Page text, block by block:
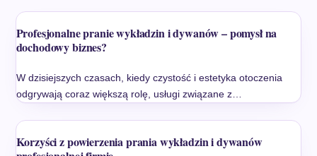
Profesjonalne pranie wykładzin i dywanów – pomysł na
dochodowy biznes?
W dzisiejszych czasach, kiedy czystość i estetyka otoczenia
odgrywają coraz większą rolę, usługi związane z…
Korzyści z powierzenia prania wykładzin i dywanów